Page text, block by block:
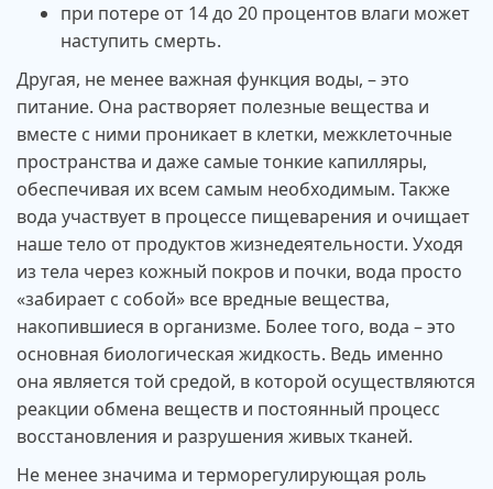
при потере от 14 до 20 процентов влаги может
наступить смерть.
Другая, не менее важная функция воды, – это
питание. Она растворяет полезные вещества и
вместе с ними проникает в клетки, межклеточные
пространства и даже самые тонкие капилляры,
обеспечивая их всем самым необходимым. Также
вода участвует в процессе пищеварения и очищает
наше тело от продуктов жизнедеятельности. Уходя
из тела через кожный покров и почки, вода просто
«забирает с собой» все вредные вещества,
накопившиеся в организме. Более того, вода – это
основная биологическая жидкость. Ведь именно
она является той средой, в которой осуществляются
реакции обмена веществ и постоянный процесс
восстановления и разрушения живых тканей.
Не менее значима и терморегулирующая роль